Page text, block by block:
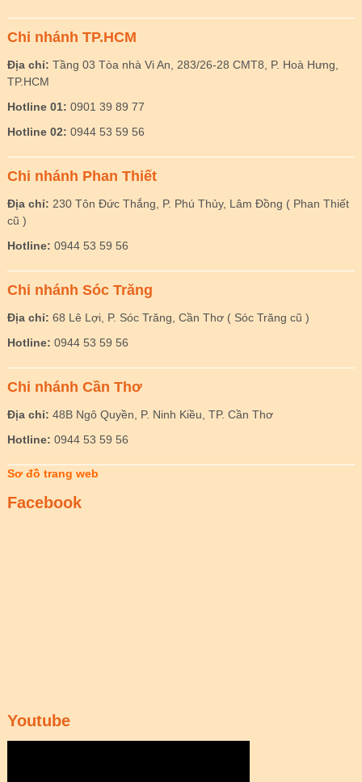
Chi nhánh TP.HCM
Địa chỉ: Tầng 03 Tòa nhà Vi An, 283/26-28 CMT8, P. Hoà Hưng,
TP.HCM
Hotline 01: 0901 39 89 77
Hotline 02: 0944 53 59 56
Chi nhánh Phan Thiết
Địa chỉ: 230 Tôn Đức Thắng, P. Phú Thủy, Lâm Đồng ( Phan Thiết
cũ )
Hotline: 0944 53 59 56
Chi nhánh Sóc Trăng
Địa chỉ: 68 Lê Lợi, P. Sóc Trăng, Cần Thơ ( Sóc Trăng cũ )
Hotline: 0944 53 59 56
Chi nhánh Cần Thơ
Địa chỉ: 48B Ngô Quyền, P. Ninh Kiều, TP. Cần Thơ
Hotline: 0944 53 59 56
Sơ đồ trang web
Facebook
Youtube